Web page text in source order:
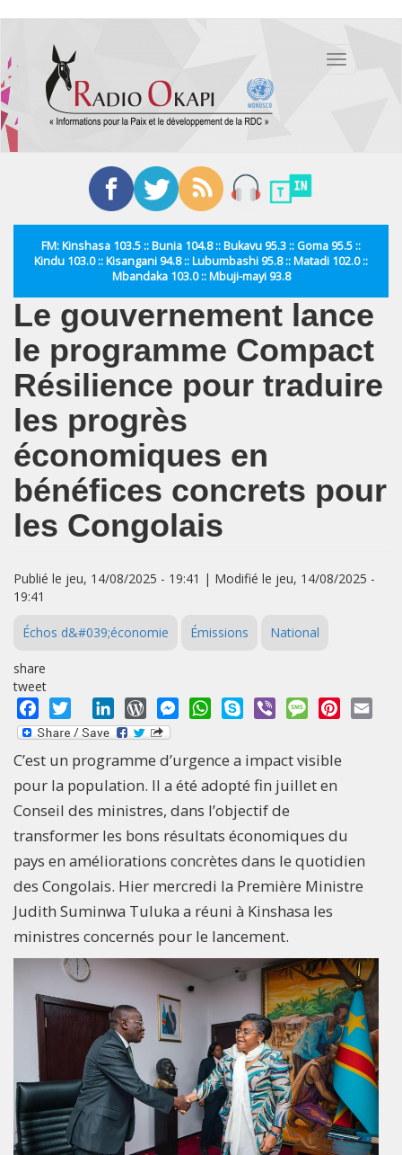
contenu
principal
Toggle
FM: Kinshasa 103.5 :: Bunia 104.8 :: Bukavu 95.3 :: Goma 95.5 ::
Kindu 103.0 :: Kisangani 94.8 :: Lubumbashi 95.8 :: Matadi 102.0 ::
Mbandaka 103.0 :: Mbuji-mayi 93.8
Le gouvernement lance
le programme Compact
Résilience pour traduire
les progrès
économiques en
bénéfices concrets pour
les Congolais
Publié le jeu, 14/08/2025 - 19:41 | Modifié le jeu, 14/08/2025 -
19:41
Échos d&#039;économie Émissions National
share
tweet
Facebook
Twitter LinkedInWordPressMessengerWhatsApp
Skype Viber MessagePinterest
C’est un programme d’urgence a impact visible
pour la population. Il a été adopté fin juillet en
Conseil des ministres, dans l’objectif de
transformer les bons résultats économiques du
pays en améliorations concrètes dans le quotidien
des Congolais. Hier mercredi la Première Ministre
Judith Suminwa Tuluka a réuni à Kinshasa les
ministres concernés pour le lancement.